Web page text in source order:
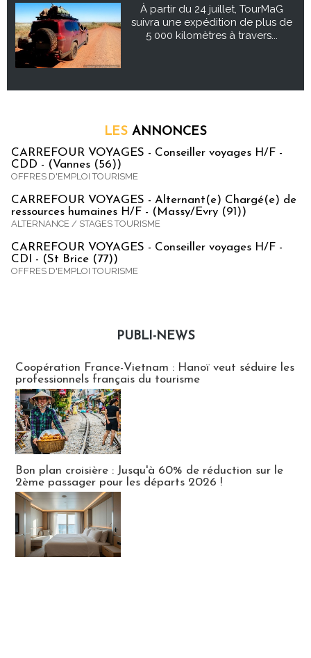
À partir du 24 juillet, TourMaG
suivra une expédition de plus de
5 000 kilomètres à travers...
LES ANNONCES
CARREFOUR VOYAGES - Conseiller voyages H/F -
CDD - (Vannes (56))
OFFRES D'EMPLOI TOURISME
CARREFOUR VOYAGES - Alternant(e) Chargé(e) de
ressources humaines H/F - (Massy/Evry (91))
ALTERNANCE / STAGES TOURISME
CARREFOUR VOYAGES - Conseiller voyages H/F -
CDI - (St Brice (77))
OFFRES D'EMPLOI TOURISME
PUBLI-NEWS
Coopération France-Vietnam : Hanoï veut séduire les
professionnels français du tourisme
Bon plan croisière : Jusqu'à 60% de réduction sur le
2ème passager pour les départs 2026 !